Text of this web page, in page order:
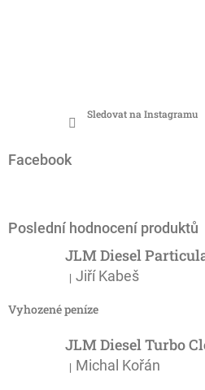
Sledovat na Instagramu
Facebook
Poslední hodnocení produktů
Hodnocení produktu je 5 z
| Jiří Kabeš
Vyhozené peníze
Hodnocení produktu je 5 z
| Michal Kořán